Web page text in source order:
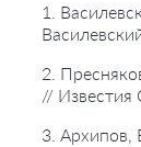
1.
2.
// Известия
3.